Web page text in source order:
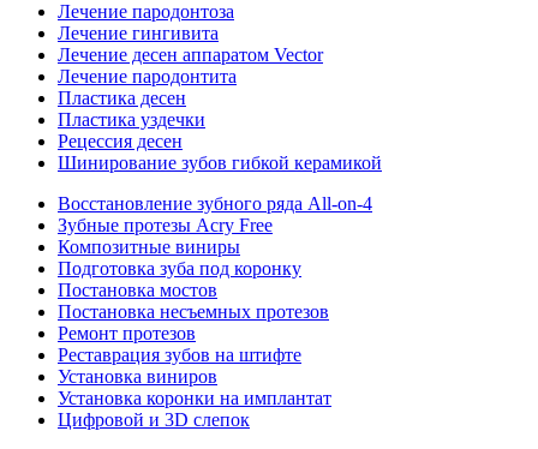
Лечение пародонтоза
Лечение гингивита
Лечение десен аппаратом Vector
Лечение пародонтита
Пластика десен
Пластика уздечки
Рецессия десен
Шинирование зубов гибкой керамикой
Восстановление зубного ряда All‑on‑4
Зубные протезы Acry Free
Композитные виниры
Подготовка зуба под коронку
Постановка мостов
Постановка несъемных протезов
Ремонт протезов
Реставрация зубов на штифте
Установка виниров
Установка коронки на имплантат
Цифровой и 3D слепок